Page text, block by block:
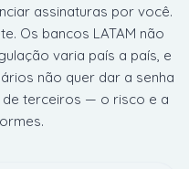
assinaturas por você.
Os bancos LATAM não
varia país a país, e
não quer dar a senha
de terceiros — o risco e a